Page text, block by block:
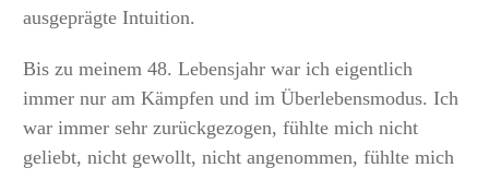
ausgeprägte Intuition.
Bis zu meinem 48. Lebensjahr war ich eigentlich
immer nur am Kämpfen und im Überlebensmodus. Ich
war immer sehr zurückgezogen, fühlte mich nicht
geliebt, nicht gewollt, nicht angenommen, fühlte mich